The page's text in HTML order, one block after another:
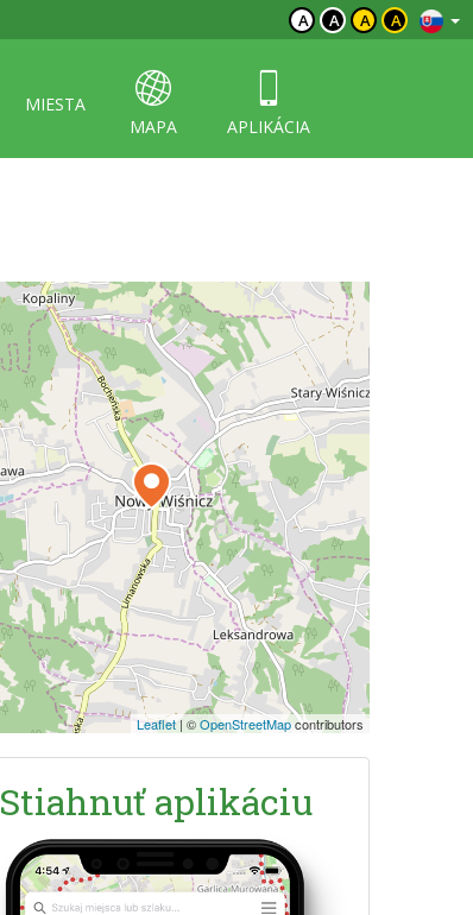
A A A A
MIESTA
MAPA
APLIKÁCIA
Leaflet| ©OpenStreetMapcontributors
Stiahnuť aplikáciu